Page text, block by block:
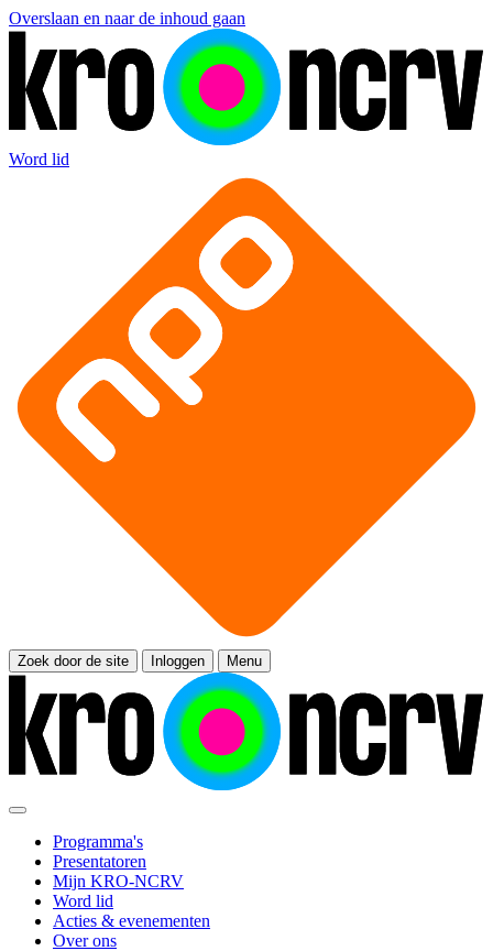
Overslaan en naar de inhoud gaan
Word lid
Zoek door de site Inloggen Menu
Programma's
Presentatoren
Mijn KRO-NCRV
Word lid
Acties & evenementen
Over ons